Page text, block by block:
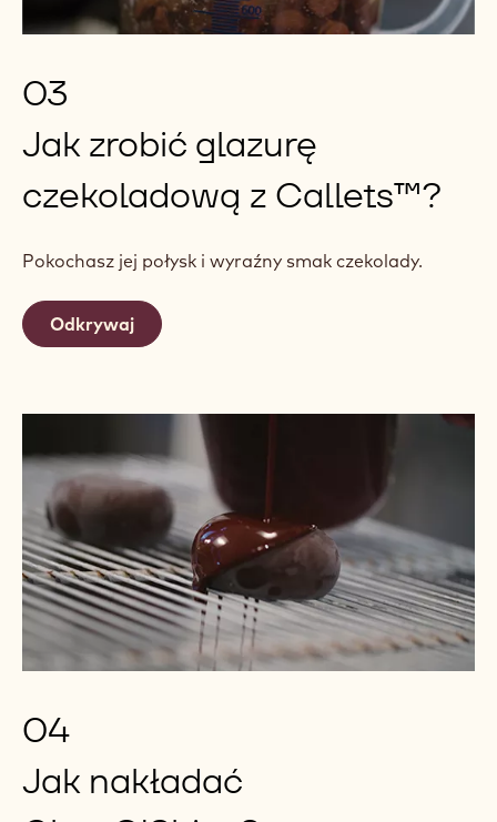
03
Jak zrobić glazurę
czekoladową z Callets™?
Pokochasz jej połysk i wyraźny smak czekolady.
Odkrywaj
04
Jak nakładać